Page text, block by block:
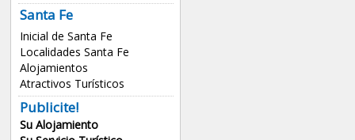
Santa Fe
Inicial de Santa Fe
Localidades Santa Fe
Alojamientos
Atractivos Turísticos
Publicite!
Su Alojamiento